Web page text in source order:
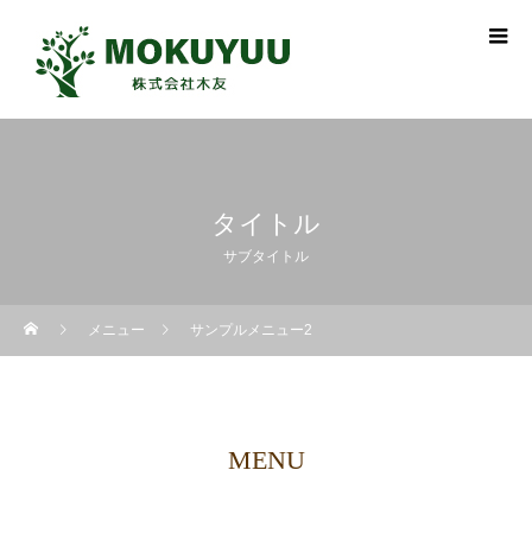
タイトル
サブタイトル
メニュー サンプルメニュー2
MENU